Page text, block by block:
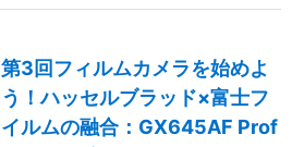
第3回フィルムカメラを始めよ
う！ハッセルブラッド×富士フ
イルムの融合：GX645AF Prof